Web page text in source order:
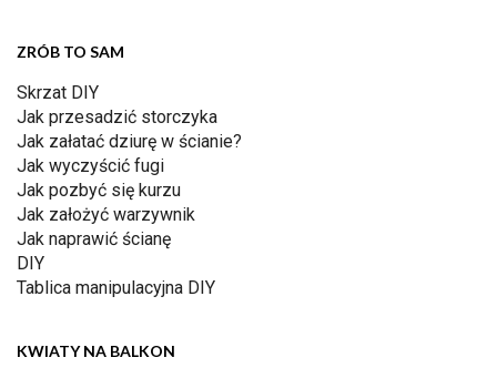
ZRÓB TO SAM
Skrzat DIY
Jak przesadzić storczyka
Jak załatać dziurę w ścianie?
Jak wyczyścić fugi
Jak pozbyć się kurzu
Jak założyć warzywnik
Jak naprawić ścianę
DIY
Tablica manipulacyjna DIY
KWIATY NA BALKON